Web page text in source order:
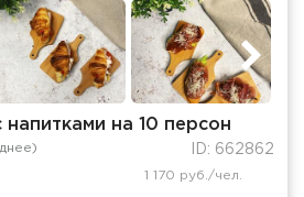
напитками на 10 персон
ID: 662862
1 170 руб./чел.